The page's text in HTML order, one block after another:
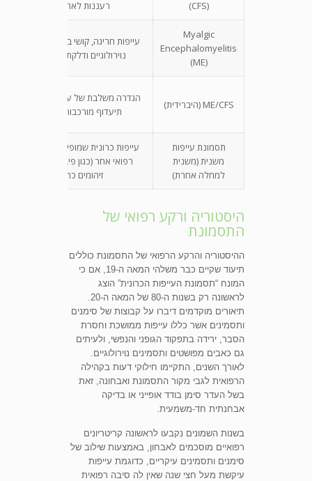
(CFS)
רעננות לאחר שינה
Myalgic
Encephalomyelitis
(ME)
עייפות חריגה, קושי במאמץ, תסמינים
נוירולוגיים ודלקתיים מודגשים
ME/CFS (היברידית)
הגדרה משלבת של עייפות קבועה תוך
תיעדוף מורכבות התסמונת
תסמונת עייפות
משנית (משנית
למחלה אחרת)
עייפות כרונית שמופיעה כחלק ממצב
רפואי אחר (כגון פיברומיאלגיה או
זיהומים כרוניים)
היסטוריה ורקע רפואי של
התסמונת
ההיסטוריה והרקע הרפואי של התסמונת כוללים
תיעוד שקיים כבר משלהי המאה ה-19, אם כי
המונח “תסמונת העייפות הכרונית” הוצג
תיאורים מוקדמים דיברו על קבוצות של סימנים
ותסמינים אשר כללו עייפות ממושכת וחסרת
הסבר, ירידה בתפקוד הגופני והנפשי, ולעיתים
גם כאבים מפושטים ותסמינים נוירולוגיים.
לאורך השנים, התקיימו חילוקי דעות בקהילה
הרפואית לגבי מקור התסמונת ואבחונה, זאת
בשל העדר סימן בודד אופייני או בדיקה
אבחנתית חד-משמעית.
בשנות השמונים נקבעו לראשונה קריטריונים
רפואיים מוסכמים לאבחון, באמצעות שילוב של
סימנים ותסמינים עיקריים, כדוגמת עייפות
עיקשת מעל חצי שנה שאין לה סיבה רפואית